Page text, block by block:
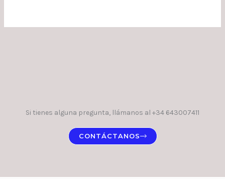
Si tienes alguna pregunta, llámanos al +34 643007411
CONTÁCTANOS